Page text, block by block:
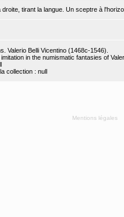
droite, tirant la langue. Un sceptre à
Valerio Belli Vicentino (1468c-1546).
in the numismatic fantasies of
collection : null
Mentions légales